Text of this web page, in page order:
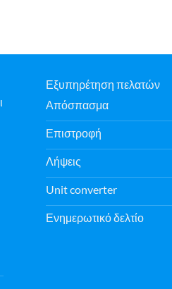
Εξυπηρέτηση πελατών
Απόσπασμα
Επιστροφή
Λήψεις
Unit converter
Ενημερωτικό δελτίο